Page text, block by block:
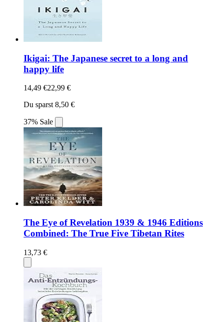
Ikigai: The Japanese secret to a long and
happy life
14,49 €22,99 €
Du sparst 8,50 €
37% Sale
The Eye of Revelation 1939 & 1946 Editions
Combined: The True Five Tibetan Rites
13,73 €